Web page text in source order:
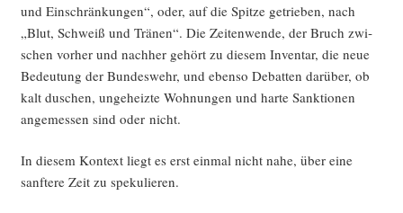
und Ein­schrän­kun­gen“, oder, auf die Spit­ze getrie­ben, nach
„Blut, Schweiß und Trä­nen“. Die Zei­ten­wen­de, der Bruch zwi­
schen vor­her und nach­her gehört zu die­sem Inven­tar, die neue
Bedeu­tung der Bun­des­wehr, und eben­so Debat­ten dar­über, ob
kalt duschen, unge­heiz­te Woh­nun­gen und har­te Sank­tio­nen
ange­mes­sen sind oder nicht.
In die­sem Kon­text liegt es erst ein­mal nicht nahe, über eine
sanf­te­re Zeit zu spekulieren.